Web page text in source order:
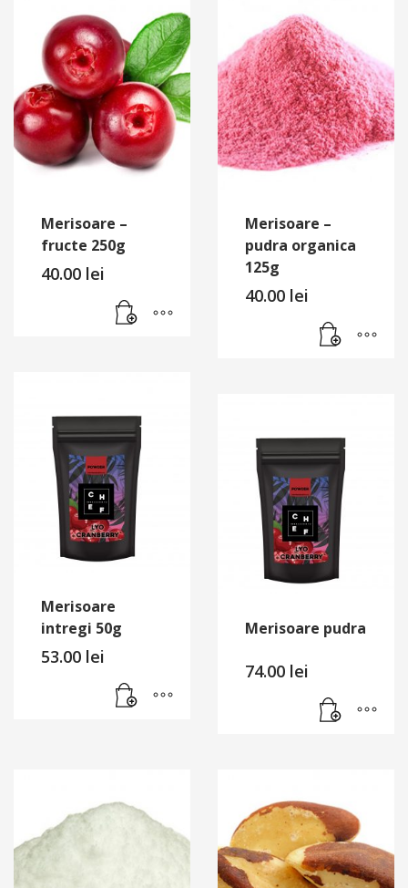
Merisoare –
fructe 250g
40.00 lei
Merisoare –
pudra organica
125g
40.00 lei
Merisoare
intregi 50g
53.00 lei
Merisoare pudra
74.00 lei